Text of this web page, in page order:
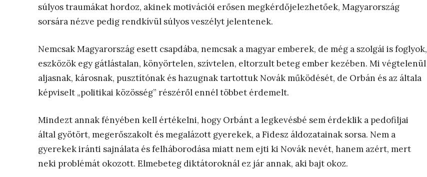
súlyos traumákat hordoz, akinek motivációi erősen megkérdőjelezhetőek, Magyarország
sorsára nézve pedig rendkívül súlyos veszélyt jelentenek.
Nemcsak Magyarország esett csapdába, nemcsak a magyar emberek, de még a szolgái is foglyok,
eszközök egy gátlástalan, könyörtelen, szívtelen, eltorzult beteg ember kezében. Mi végtelenül
aljasnak, károsnak, pusztítónak és hazugnak tartottuk Novák működését, de Orbán és az általa
képviselt „politikai közösség” részéről ennél többet érdemelt.
Mindezt annak fényében kell értékelni, hogy Orbánt a legkevésbé sem érdeklik a pedofiljai
által gyötört, megerőszakolt és megalázott gyerekek, a Fidesz áldozatainak sorsa. Nem a
gyerekek iránti sajnálata és felháborodása miatt nem ejti ki Novák nevét, hanem azért, mert
neki problémát okozott. Elmebeteg diktátoroknál ez jár annak, aki bajt okoz.